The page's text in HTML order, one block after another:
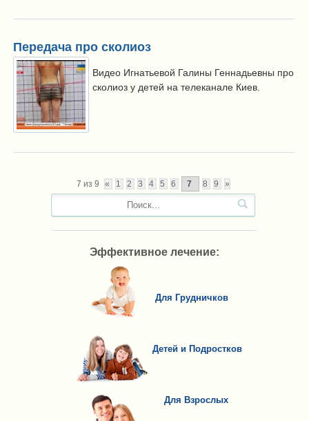
Передача про сколиоз
Видео Игнатьевой Галины Геннадьевны про
сколиоз у детей на телеканале Киев.
7 из 9 « 1 2 3 4 5 6 7 8 9 »
Эффективное лечение:
Для Грудничков
Детей и Подростков
Для Взрослых